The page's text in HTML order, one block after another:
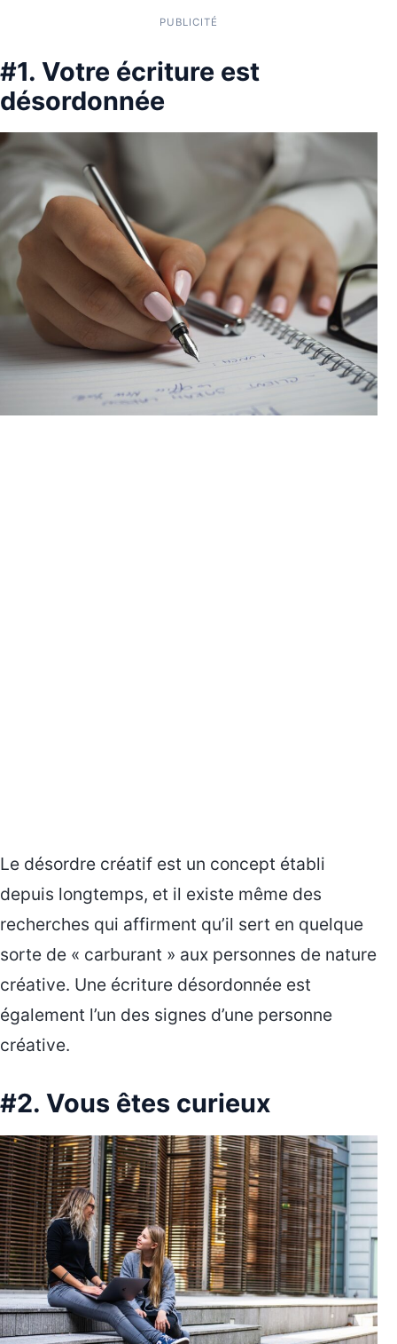
PUBLICITÉ
#1. Votre écriture est
désordonnée
Le désordre créatif est un concept établi
depuis longtemps, et il existe même des
recherches qui affirment qu’il sert en quelque
sorte de « carburant » aux personnes de nature
créative. Une écriture désordonnée est
également l’un des signes d’une personne
créative.
#2. Vous êtes curieux